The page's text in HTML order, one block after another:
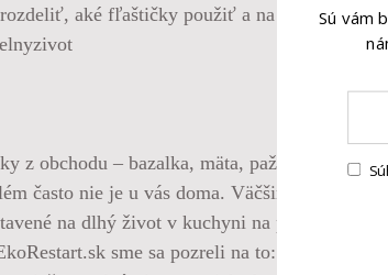
aké fľaštičky použiť a na čo si daťSú vám